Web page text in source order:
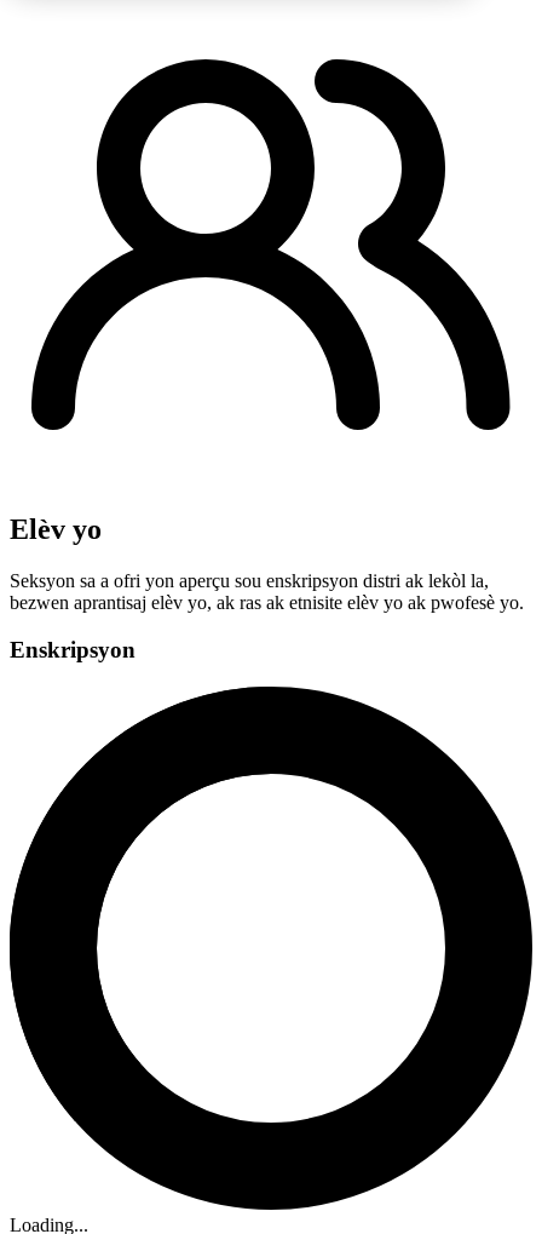
Elèv yo
Seksyon sa a ofri yon aperçu sou enskripsyon distri ak lekòl la,
bezwen aprantisaj elèv yo, ak ras ak etnisite elèv yo ak pwofesè yo.
Enskripsyon
Loading...